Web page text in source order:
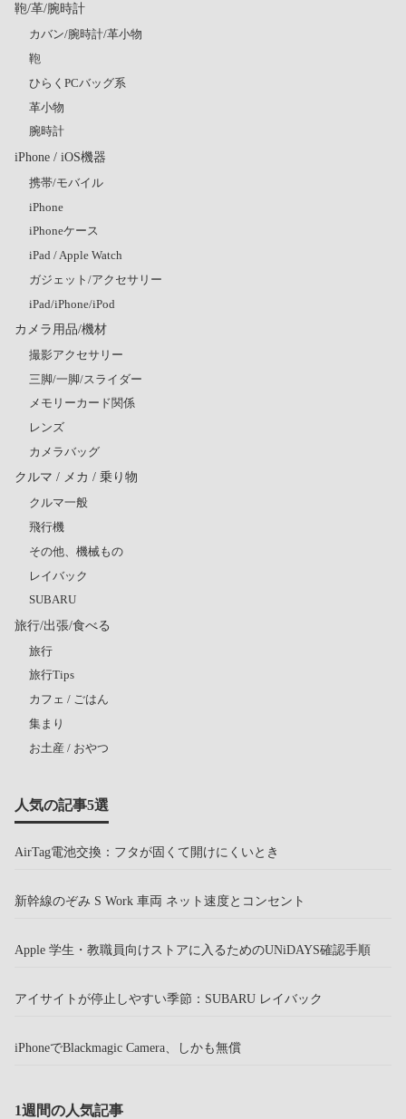
鞄/革/腕時計
カバン/腕時計/革小物
鞄
ひらくPCバッグ系
革小物
腕時計
iPhone / iOS機器
携帯/モバイル
iPhone
iPhoneケース
iPad / Apple Watch
ガジェット/アクセサリー
iPad/iPhone/iPod
カメラ用品/機材
撮影アクセサリー
三脚/一脚/スライダー
メモリーカード関係
レンズ
カメラバッグ
クルマ / メカ / 乗り物
クルマ一般
飛行機
その他、機械もの
レイバック
SUBARU
旅行/出張/食べる
旅行
旅行Tips
カフェ / ごはん
集まり
お土産 / おやつ
人気の記事5選
AirTag電池交換：フタが固くて開けにくいとき
新幹線のぞみ S Work 車両 ネット速度とコンセント
Apple 学生・教職員向けストアに入るためのUNiDAYS確認手順
アイサイトが停止しやすい季節：SUBARU レイバック
iPhoneでBlackmagic Camera、しかも無償
1週間の人気記事